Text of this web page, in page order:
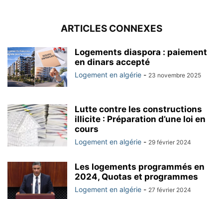
ARTICLES CONNEXES
Logements diaspora : paiement
en dinars accepté
Logement en algérie - 23 novembre 2025
Lutte contre les constructions
illicite : Préparation d’une loi en
cours
Logement en algérie - 29 février 2024
Les logements programmés en
2024, Quotas et programmes
Logement en algérie - 27 février 2024